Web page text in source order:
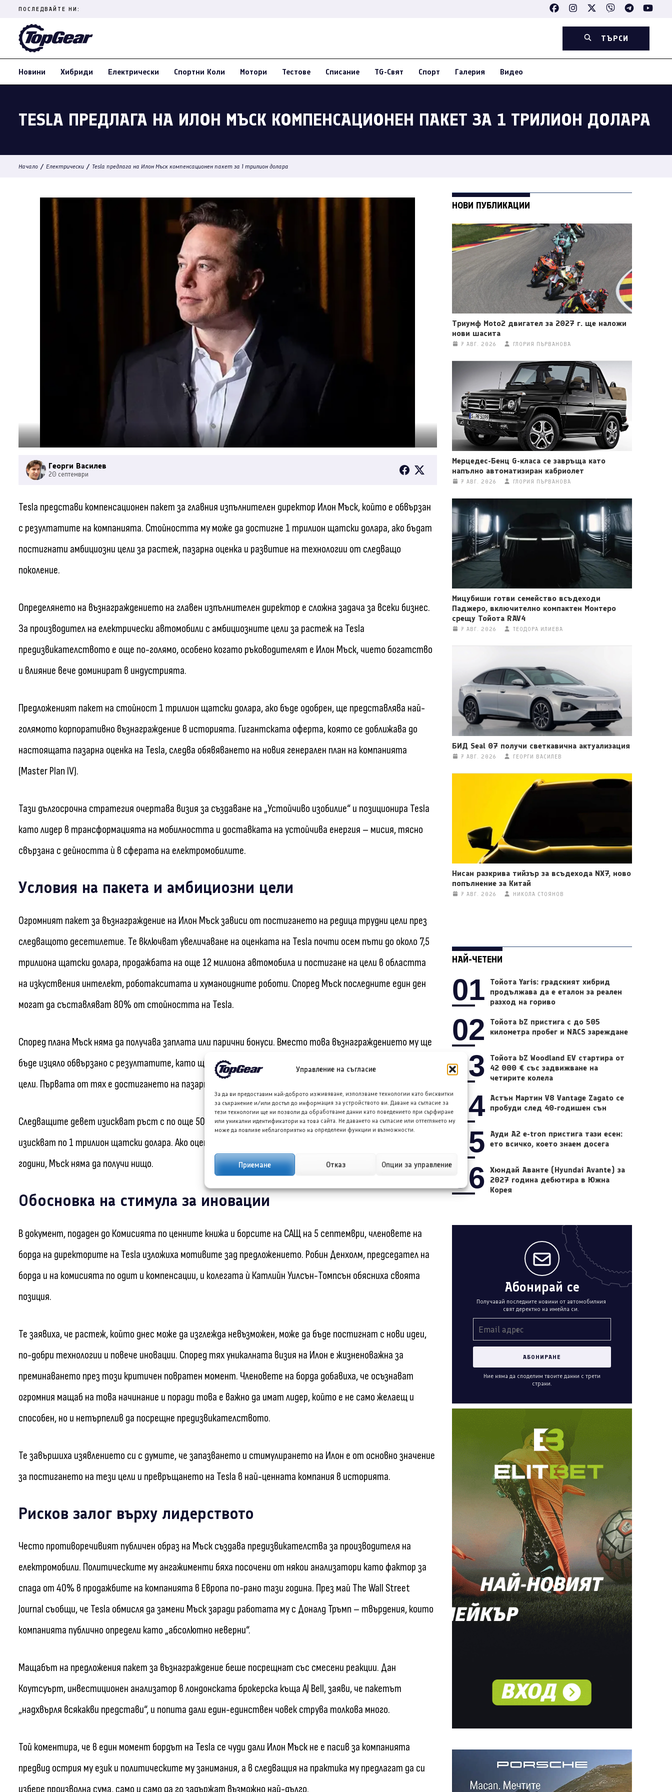
Управление на съгласие
За да ви предоставим най-доброто изживяване, използваме технологии като бисквитки
за съхранение и/или достъп до информация за устройството ви. Даване на съгласие за
тези технологии ще ни позволи да обработваме данни като поведението при сърфиране
или уникални идентификатори на това сайта. Не даването на съгласие или оттеглянето му
може да повлияе неблагоприятно на определени функции и възможности.
Приемане Отказ Опции за управление
content
(Press
ПОСЛЕДВАЙТЕ НИ:
ТЪРСИ
Новини Хибриди Електрически Спортни Коли Мотори Тестове Списание TG-Свят Спорт Галерия Видео
TESLA ПРЕДЛАГА НА ИЛОН МЪСК КОМПЕНСАЦИОНЕН ПАКЕТ ЗА 1 ТРИЛИОН ДОЛАРА
Начало / Електрически / Tesla предлага на Илон Мъск компенсационен пакет за 1 трилион долара
Георги Василев
20 септември
Tesla представи компенсационен пакет за главния изпълнителен директор Илон Мъск, който е обвързан
с резултатите на компанията. Стойността му може да достигне 1 трилион щатски долара, ако бъдат
постигнати амбициозни цели за растеж, пазарна оценка и развитие на технологии от следващо
поколение.
Определянето на възнаграждението на главен изпълнителен директор е сложна задача за всеки бизнес.
За производител на електрически автомобили с амбициозните цели за растеж на Tesla
предизвикателството е още по-голямо, особено когато ръководителят е Илон Мъск, чието богатство
и влияние вече доминират в индустрията.
Предложеният пакет на стойност 1 трилион щатски долара, ако бъде одобрен, ще представлява най-
голямото корпоративно възнаграждение в историята. Гигантската оферта, която се доближава до
настоящата пазарна оценка на Tesla, следва обявяването на новия генерален план на компанията
(Master Plan IV).
Тази дългосрочна стратегия очертава визия за създаване на „Устойчиво изобилие“ и позиционира Tesla
като лидер в трансформацията на мобилността и доставката на устойчива енергия – мисия, тясно
свързана с дейността ѝ в сферата на електромобилите.
Условия на пакета и амбициозни цели
Огромният пакет за възнаграждение на Илон Мъск зависи от постигането на редица трудни цели през
следващото десетилетие. Те включват увеличаване на оценката на Tesla почти осем пъти до около 7,5
трилиона щатски долара, продажбата на още 12 милиона автомобила и постигане на цели в областта
на изкуствения интелект, роботакситата и хуманоидните роботи. Според Мъск последните един ден
могат да съставляват 80% от стойността на Tesla.
Според плана Мъск няма да получава заплата или парични бонуси. Вместо това възнаграждението му ще
бъде изцяло обвързано с резултатите, като ще се изплаща на 12 транша акции, свързани с 12 пазарни
цели. Първата от тях е достигането на пазарна капитализация от 2 трилиона щатски долара.
Следващите девет изискват ръст с по още 500 милиарда щатски долара всяка, докато последните две
изискват по 1 трилион щатски долара. Ако оценката на Tesla не успее да се удвои в рамките на 10
години, Мъск няма да получи нищо.
Обосновка на стимула за иновации
В документ, подаден до Комисията по ценните книжа и борсите на САЩ на 5 септември, членовете на
борда на директорите на Tesla изложиха мотивите зад предложението. Робин Денхолм, председател на
борда и на комисията по одит и компенсации, и колегата ѝ Катлийн Уилсън-Томпсън обясниха своята
позиция.
Те заявиха, че растеж, който днес може да изглежда невъзможен, може да бъде постигнат с нови идеи,
по-добри технологии и повече иновации. Според тях уникалната визия на Илон е жизненоважна за
преминаването през този критичен повратен момент. Членовете на борда добавиха, че осъзнават
огромния мащаб на това начинание и поради това е важно да имат лидер, който е не само желаещ и
способен, но и нетърпелив да посрещне предизвикателството.
Те завършиха изявлението си с думите, че запазването и стимулирането на Илон е от основно значение
за постигането на тези цели и превръщането на Tesla в най-ценната компания в историята.
Рисков залог върху лидерството
Често противоречивият публичен образ на Мъск създава предизвикателства за производителя на
електромобили. Политическите му ангажименти бяха посочени от някои анализатори като фактор за
спада от 40% в продажбите на компанията в Европа по-рано тази година. През май The Wall Street
Journal съобщи, че Tesla обмисля да замени Мъск заради работата му с Доналд Тръмп – твърдения, които
компанията публично определи като „абсолютно неверни“.
Мащабът на предложения пакет за възнаграждение беше посрещнат със смесени реакции. Дан
Коутсуърт, инвестиционен анализатор в лондонската брокерска къща AJ Bell, заяви, че пакетът
„надхвърля всякакви представи“, и попита дали един-единствен човек струва толкова много.
Той коментира, че в един момент бордът на Tesla се чуди дали Илон Мъск не е пасив за компанията
предвид острия му език и политическите му занимания, а в следващия на практика му предлагат да си
избере произволна сума, само и само да го задържат възможно най-дълго.
НОВИ ПУБЛИКАЦИИ
Триумф Moto2 двигател за 2027 г. ще наложи
нови шасита
7 АВГ. 2026 ГЛОРИЯ ПЪРВАНОВА
Мерцедес-Бенц G-класа се завръща като
напълно автоматизиран кабриолет
7 АВГ. 2026 ГЛОРИЯ ПЪРВАНОВА
Мицубиши готви семейство всъдеходи
Паджеро, включително компактен Монтеро
срещу Тойота RAV4
7 АВГ. 2026 ТЕОДОРА ИЛИЕВА
БИД Seal 07 получи светкавична актуализация
7 АВГ. 2026 ГЕОРГИ ВАСИЛЕВ
Нисан разкрива тийзър за всъдехода NX7, ново
попълнение за Китай
7 АВГ. 2026 НИКОЛА СТОЯНОВ
НАЙ-ЧЕТЕНИ
01
Тойота Yaris: градският хибрид
продължава да е еталон за реален
разход на гориво
02
Тойота bZ пристига с до 505
километра пробег и NACS зареждане
03
Тойота bZ Woodland EV стартира от
42 000 € със задвижване на
четирите колела
04 Астън Мартин V8 Vantage Zagato се
пробуди след 40-годишен сън
05
Ауди A2 e-tron пристига тази есен:
ето всичко, което знаем досега
06 Хюндай Аванте (Hyundai Avante) за
2027 година дебютира в Южна
Корея
Абонирай се
Получавай последните новини от автомобилния
свят деректно на имейла си.
Ние няма да споделим твоите данни с трети
страни.